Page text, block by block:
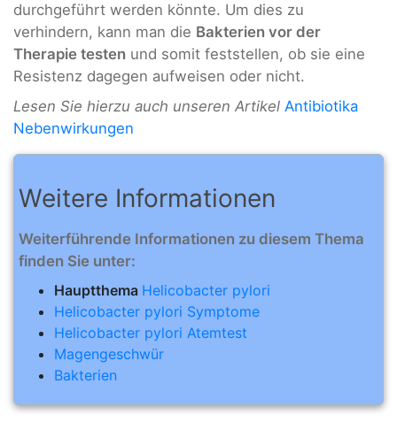
durchgeführt werden könnte. Um dies zu
verhindern, kann man die Bakterien vor der
Therapie testen und somit feststellen, ob sie eine
Resistenz dagegen aufweisen oder nicht.
Lesen Sie hierzu auch unseren Artikel Antibiotika
Nebenwirkungen
Weitere Informationen
Weiterführende Informationen zu diesem Thema
finden Sie unter:
Hauptthema Helicobacter pylori
Helicobacter pylori Symptome
Helicobacter pylori Atemtest
Magengeschwür
Bakterien